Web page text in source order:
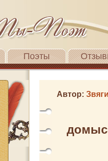
Поэты
Автор: